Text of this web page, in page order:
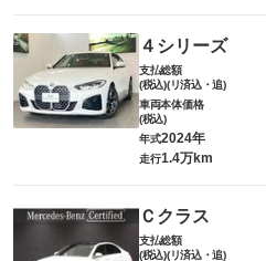
４シリーズ
支払総額
(税込)(リ済込・追)
車両本体価格
(税込)
年式2024年
走行1.4万km
Ｃクラス
支払総額
(税込)(リ済込・追)